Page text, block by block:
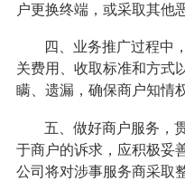
户更换终端，或采取其他
四、业务推广过程中
关费用、收取标准和方式
瞒、遗漏，确保商户知情
五、做好商户服务，
于商户的诉求，应积极妥
公司将对涉事服务商采取